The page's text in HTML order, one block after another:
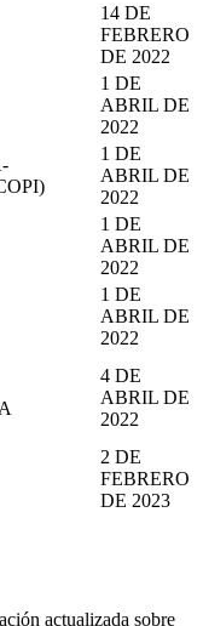
14 DE
FEBRERO
DE 2022
1 DE
ABRIL DE
2022
1 DE
ABRIL DE
2022
1 DE
ABRIL DE
2022
1 DE
ABRIL DE
2022
4 DE
ABRIL DE
2022
2 DE
FEBRERO
DE 2023
actualizada sobre